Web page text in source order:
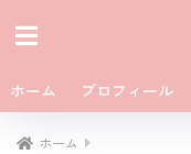
ホーム プロフィール
ホーム